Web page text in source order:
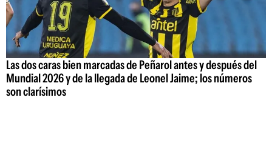
Las dos caras bien marcadas de Peñarol antes y después del
Mundial 2026 y de la llegada de Leonel Jaime; los números
son clarísimos